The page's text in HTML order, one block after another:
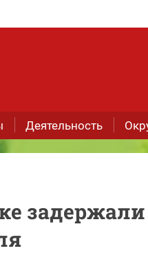
Деятельность